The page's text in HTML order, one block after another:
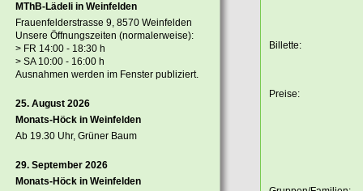
MThB-Lädeli in Weinfelden
Frauenfelderstrasse 9, 8570 Weinfelden
Unsere Öffnungszeiten (normalerweise):
> FR 14:00 - 18:30 h
> SA 10:00 - 16:00 h
Ausnahmen werden im Fenster publiziert.
25. August 2026
Monats-Höck in Weinfelden
Ab 19.30 Uhr, Grüner Baum
29. September 2026
Monats-Höck in Weinfelden
Billette:
Preise: